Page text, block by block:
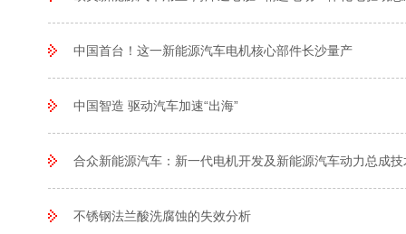
中国首台！这一新能源汽车电机核心部件长沙量产
中国智造 驱动汽车加速“出海”
合众新能源汽车：新一代电机开发及新能源汽车动力总成技
不锈钢法兰酸洗腐蚀的失效分析